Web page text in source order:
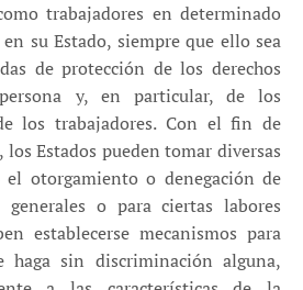
trabajadores en determinado
su Estado, siempre que ello sea
de protección de los derechos
y, en particular, de los
los trabajadores. Con el fin de
los Estados pueden tomar diversas
el otorgamiento o denegación de
o para ciertas labores
establecerse mecanismos para
haga sin discriminación alguna,